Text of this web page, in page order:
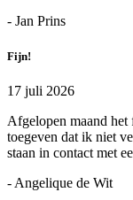
- Jan Prins
Fijn!
17 juli 2026
Afgelopen maand
toegeven dat ik niet
staan in contact met
- Angelique de Wit